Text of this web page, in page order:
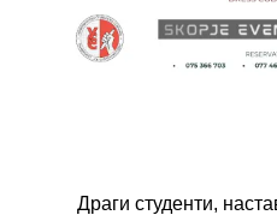
Драги студенти,